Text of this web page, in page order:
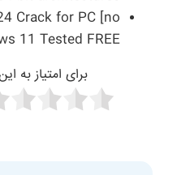
Crack for PC [no
11 Tested FREE
برای امتیاز به